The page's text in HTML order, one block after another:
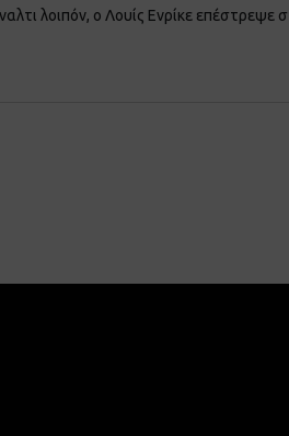
λοιπόν, ο Λουίς Ενρίκε